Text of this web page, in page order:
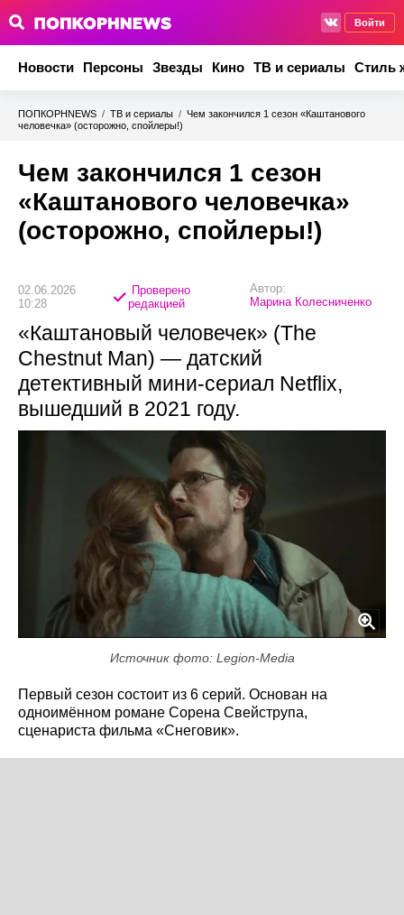
Войти
Новости Персоны Звезды Кино ТВ и сериалы Стиль
ПОПКОРНNEWS / ТВ и сериалы / Чем закончился 1 сезон «Каштанового
человечка» (осторожно, спойлеры!)
Чем закончился 1 сезон
«Каштанового человечка»
(осторожно, спойлеры!)
02.06.2026
10:28
Проверено
редакцией
Автор:
Марина Колесниченко
«Каштановый человечек» (The
Chestnut Man) — датский
детективный мини-сериал Netflix,
вышедший в 2021 году.
Источник фото: Legion-Media
Первый сезон состоит из 6 серий. Основан на
одноимённом романе Сорена Свейструпа,
сценариста фильма «Снеговик».